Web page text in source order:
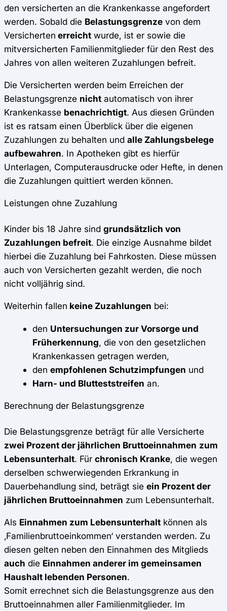
den versicherten an die Krankenkasse angefordert
werden. Sobald die Belastungsgrenze von dem
Versicherten erreicht wurde, ist er sowie die
mitversicherten Familienmitglieder für den Rest des
Jahres von allen weiteren Zuzahlungen befreit.
Die Versicherten werden beim Erreichen der
Belastungsgrenze nicht automatisch von ihrer
Krankenkasse benachrichtigt. Aus diesen Gründen
ist es ratsam einen Überblick über die eigenen
Zuzahlungen zu behalten und alle Zahlungsbelege
aufbewahren. In Apotheken gibt es hierfür
Unterlagen, Computerausdrucke oder Hefte, in denen
die Zuzahlungen quittiert werden können.
Leistungen ohne Zuzahlung
Kinder bis 18 Jahre sind grundsätzlich von
Zuzahlungen befreit. Die einzige Ausnahme bildet
hierbei die Zuzahlung bei Fahrkosten. Diese müssen
auch von Versicherten gezahlt werden, die noch
nicht volljährig sind.
Weiterhin fallen keine Zuzahlungen bei:
den Untersuchungen zur Vorsorge und
Früherkennung, die von den gesetzlichen
Krankenkassen getragen werden,
den empfohlenen Schutzimpfungen und
Harn- und Blutteststreifen an.
Berechnung der Belastungsgrenze
Die Belastungsgrenze beträgt für alle Versicherte
zwei Prozent der jährlichen Bruttoeinnahmen zum
Lebensunterhalt. Für chronisch Kranke, die wegen
derselben schwerwiegenden Erkrankung in
Dauerbehandlung sind, beträgt sie ein Prozent der
jährlichen Bruttoeinnahmen zum Lebensunterhalt.
Als Einnahmen zum Lebensunterhalt können als
‚Familienbruttoeinkommen‘ verstanden werden. Zu
diesen gelten neben den Einnahmen des Mitglieds
auch die Einnahmen anderer im gemeinsamen
Haushalt lebenden Personen.
Somit errechnet sich die Belastungsgrenze aus den
Bruttoeinnahmen aller Familienmitglieder. Im